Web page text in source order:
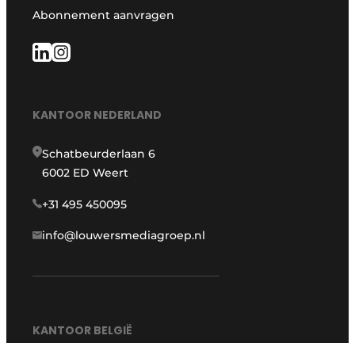
Abonnement aanvragen
KANTOOR NEDERLAND
Schatbeurderlaan 6
6002 ED Weert
+31 495 450095
info@louwersmediagroep.nl
KANTOOR BELGIË